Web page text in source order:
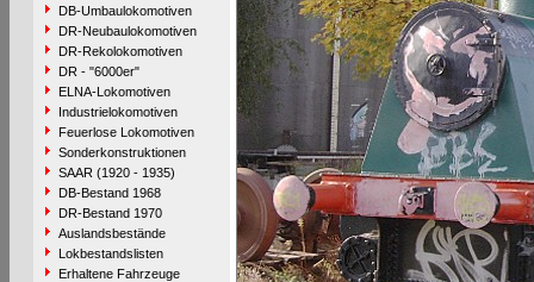
DB-Umbaulokomotiven
DR-Neubaulokomotiven
DR-Rekolokomotiven
DR - "6000er"
ELNA-Lokomotiven
Industrielokomotiven
Feuerlose Lokomotiven
Sonderkonstruktionen
SAAR (1920 - 1935)
DB-Bestand 1968
DR-Bestand 1970
Auslandsbestände
Lokbestandslisten
Erhaltene Fahrzeuge